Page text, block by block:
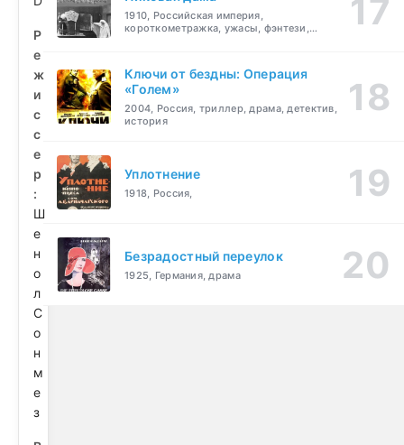
Р
е
ж
и
с
с
е
р
:
Ш
е
н
о
л
С
о
н
м
е
з
1910, Российская империя,
короткометражка, ужасы, фэнтези,
Ключи от бездны: Операция
«Голем»
2004, Россия, триллер, драма, детектив,
история
Уплотнение
1918, Россия,
Безрадостный переулок
1925, Германия, драма